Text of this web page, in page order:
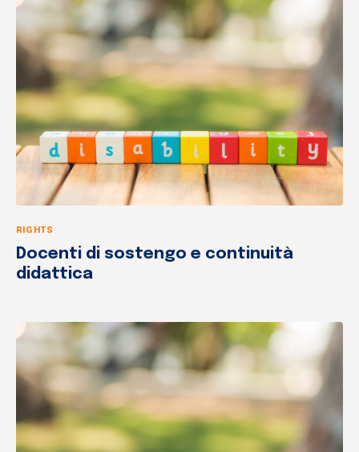
RIGHTS
Docenti di sostengo e continuità
didattica